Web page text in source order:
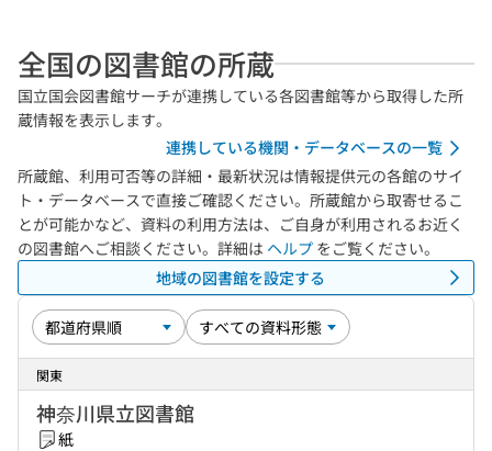
全国の図書館の所蔵
国立国会図書館サーチが連携している各図書館等から取得した所
蔵情報を表示します。
連携している機関・データベースの一覧
所蔵館、利用可否等の詳細・最新状況は情報提供元の各館のサイ
ト・データベースで直接ご確認ください。所蔵館から取寄せるこ
とが可能かなど、資料の利用方法は、ご自身が利用されるお近く
の図書館へご相談ください。詳細は ヘルプ をご覧ください。
地域の図書館を設定する
関東
神奈川県立図書館
紙